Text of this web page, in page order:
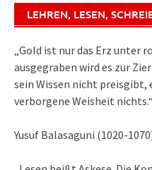
LEHREN, LESEN,
„Gold ist nur das Erz unter
ausgegraben wird es zur
sein Wissen nicht
verborgene Weisheit nichts.“
Yusuf Balasaguni (1020-